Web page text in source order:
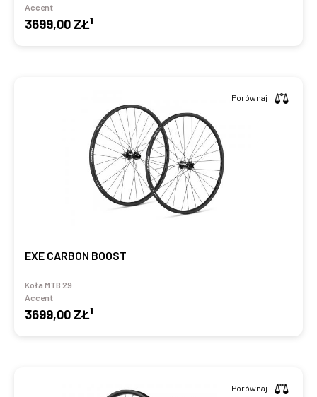
Accent
3699,00 ZŁ1
EXE CARBON BOOST
Koła MTB 29
Accent
3699,00 ZŁ1
Porównaj
Porównaj